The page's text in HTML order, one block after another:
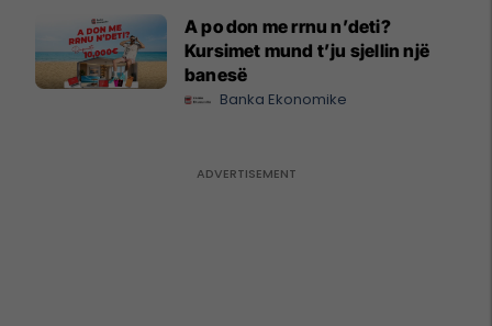
A po don me rrnu n’deti?
Kursimet mund t’ju sjellin një
banesë
Banka Ekonomike